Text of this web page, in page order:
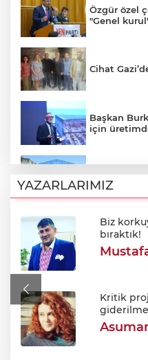
Özgür özel
"Genel
Cihat
Başkan
için
dolu yaz!
Alkol
kaybetti
Efkan Ala:
YAZARLARIMIZ
Biz
bıraktık!
Kritik